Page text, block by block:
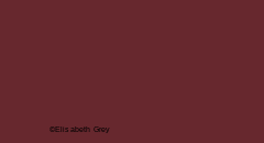
©Elisabeth Grey